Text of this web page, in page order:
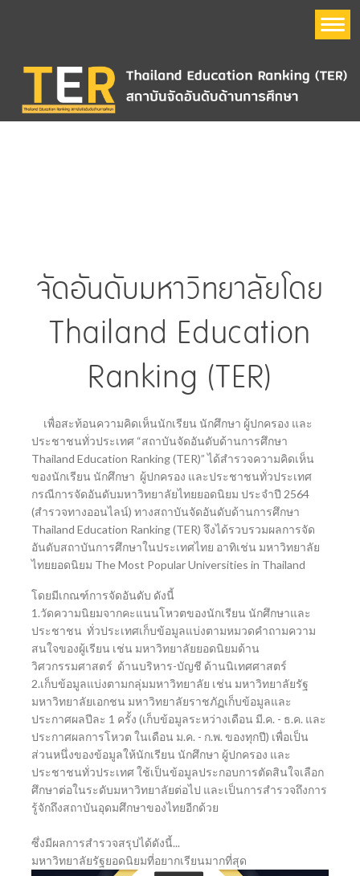
QS World University Ranking
The Times Higher Education World University Ranking
(THE)
SCImago Institutions Ranking (SIR)
จัดอันดับมหาวิทยาลัยโดย
Thailand Education
Ranking (TER)
เพื่อสะท้อนความคิดเห็นนักเรียน นักศึกษา ผู้ปกครอง และ
ประชาชนทั่วประเทศ “สถาบันจัดอันดับด้านการศึกษา
Thailand Education Ranking (TER)”ได้สำรวจความคิดเห็น
ของนักเรียน นักศึกษา ผู้ปกครอง และประชาชนทั่วประเทศ
กรณีการจัดอันดับมหาวิทยาลัยไทยยอดนิยม ประจำปี 2564
(สำรวจทางออนไลน์) ทางสถาบันจัดอันดับด้านการศึกษา
Thailand Education Ranking (TER) จึงได้รวบรวมผลการจัด
อันดับสถาบันการศึกษาในประเทศไทย อาทิเช่น มหาวิทยาลัย
ไทยยอดนิยม The Most Popular Universities in Thailand
โดยมีเกณฑ์การจัดอันดับ ดังนี้
1.วัดความนิยมจากคะแนนโหวตของนักเรียน นักศึกษาและ
ประชาชน ทั่วประเทศเก็บข้อมูลแบ่งตามหมวดคำถามความ
สนใจของผู้เรียน เช่น มหาวิทยาลัยยอดนิยมด้าน
วิศวกรรมศาสตร์ ด้านบริหาร-บัญชี ด้านนิเทศศาสตร์
2.เก็บข้อมูลแบ่งตามกลุ่มมหาวิทยาลัย เช่น มหาวิทยาลัยรัฐ
มหาวิทยาลัยเอกชน มหาวิทยาลัยราชภัฏเก็บข้อมูลและ
ประกาศผลปีละ 1 ครั้ง (เก็บข้อมูลระหว่างเดือน มี.ค. - ธ.ค. และ
ประกาศผลการโหวต ในเดือน ม.ค. - ก.พ. ของทุกปี) เพื่อเป็น
ส่วนหนึ่งของข้อมูลให้นักเรียน นักศึกษา ผู้ปกครอง และ
ประชาชนทั่วประเทศ ใช้เป็นข้อมูลประกอบการตัดสินใจเลือก
ศึกษาต่อในระดับมหาวิทยาลัยต่อไป และเป็นการสำรวจถึงการ
รู้จักถึงสถาบันอุดมศึกษาของไทยอีกด้วย
ซึ่งมีผลการสำรวจสรุปได้ดังนี้...
มหาวิทยาลัยรัฐยอดนิยมที่อยากเรียนมากที่สุด